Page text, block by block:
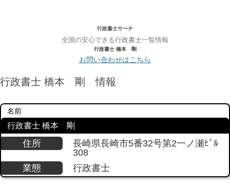
行政書士サーチ
全国の安心できる行政書士一覧情報
行政書士 橋本 剛
お問い合わせはこちら
行政書士 橋本 剛 情報
名前
行政書士 橋本 剛
住所
長崎県長崎市5番32号第2一ノ瀬ﾋﾞﾙ
308
業態
行政書士